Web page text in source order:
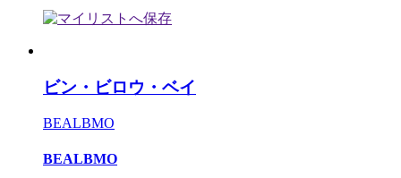
ビン・ビロウ・ベイ
BEALBMO
BEALBMO